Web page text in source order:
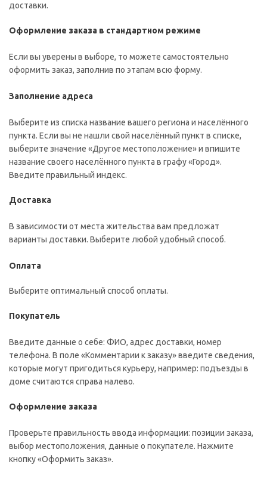
доставки.
Оформление заказа в стандартном режиме
Если вы уверены в выборе, то можете самостоятельно
оформить заказ, заполнив по этапам всю форму.
Заполнение адреса
Выберите из списка название вашего региона и населённого
пункта. Если вы не нашли свой населённый пункт в списке,
выберите значение «Другое местоположение» и впишите
название своего населённого пункта в графу «Город».
Введите правильный индекс.
Доставка
В зависимости от места жительства вам предложат
варианты доставки. Выберите любой удобный способ.
Оплата
Выберите оптимальный способ оплаты.
Покупатель
Введите данные о себе: ФИО, адрес доставки, номер
телефона. В поле «Комментарии к заказу» введите сведения,
которые могут пригодиться курьеру, например: подъезды в
доме считаются справа налево.
Оформление заказа
Проверьте правильность ввода информации: позиции заказа,
выбор местоположения, данные о покупателе. Нажмите
кнопку «Оформить заказ».